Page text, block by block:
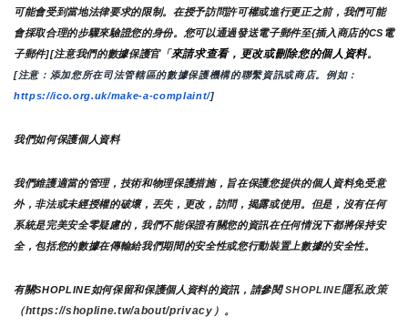
可能會受到當地法律要求的限制。在授予訪問許可權或進行更正之前，我們可能
會採取合理的步驟來驗證您的身份。您可以通過發送電子郵件至{插入商店的CS電
子郵件][注意我們的數據保護官「來請求查看，更改或刪除您的個人資料。
[注意：添加您所在司法管轄區的數據保護機構的聯繫資訊或商店。例如：
https://ico.org.uk/make-a-complaint/]
我們如何保護個人資料
我們維護適當的管理，技術和物理保護措施，旨在保護您提供的個人資料免受意
外，非法或未經授權的破壞，丟失，更改，訪問，揭露或使用。但是，沒有任何
系統是完美安全零疑慮的，我們不能保證有關您的資訊在任何情況下都將保持安
全，包括您的數據在傳輸給我們期間的安全性或您行動裝置上數據的安全性。
有關SHOPLINE如何保留和保護個人資料的資訊，請參閱 SHOPLINE隱私政策
（https://shopline.tw/about/privacy）。